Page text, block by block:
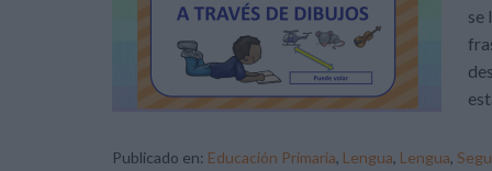
se
Publicado en: Educación Primaria, Lengua, Lengua,